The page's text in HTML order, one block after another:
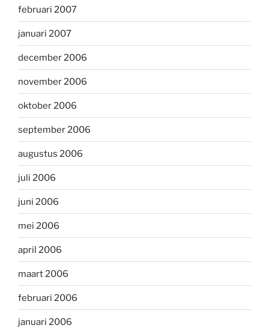
februari 2007
januari 2007
december 2006
november 2006
oktober 2006
september 2006
augustus 2006
juli 2006
juni 2006
mei 2006
april 2006
maart 2006
februari 2006
januari 2006